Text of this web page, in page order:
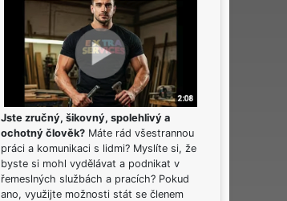
Jste zručný, šikovný, spolehlivý a
ochotný člověk? Máte rád všestrannou
práci a komunikaci s lidmi? Myslíte si, že
byste si mohl vydělávat a podnikat v
řemeslných službách a pracích? Pokud
ano, využijte možnosti stát se členem